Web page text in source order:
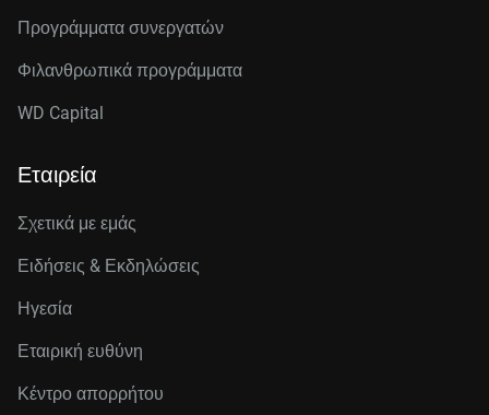
Προγράμματα συνεργατών
Φιλανθρωπικά προγράμματα
WD Capital
Εταιρεία
Σχετικά με εμάς
Ειδήσεις & Εκδηλώσεις
Ηγεσία
Εταιρική ευθύνη
Κέντρο απορρήτου